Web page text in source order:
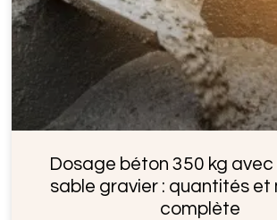
Dosage béton 350 kg
sable gravier : quantités et
complète